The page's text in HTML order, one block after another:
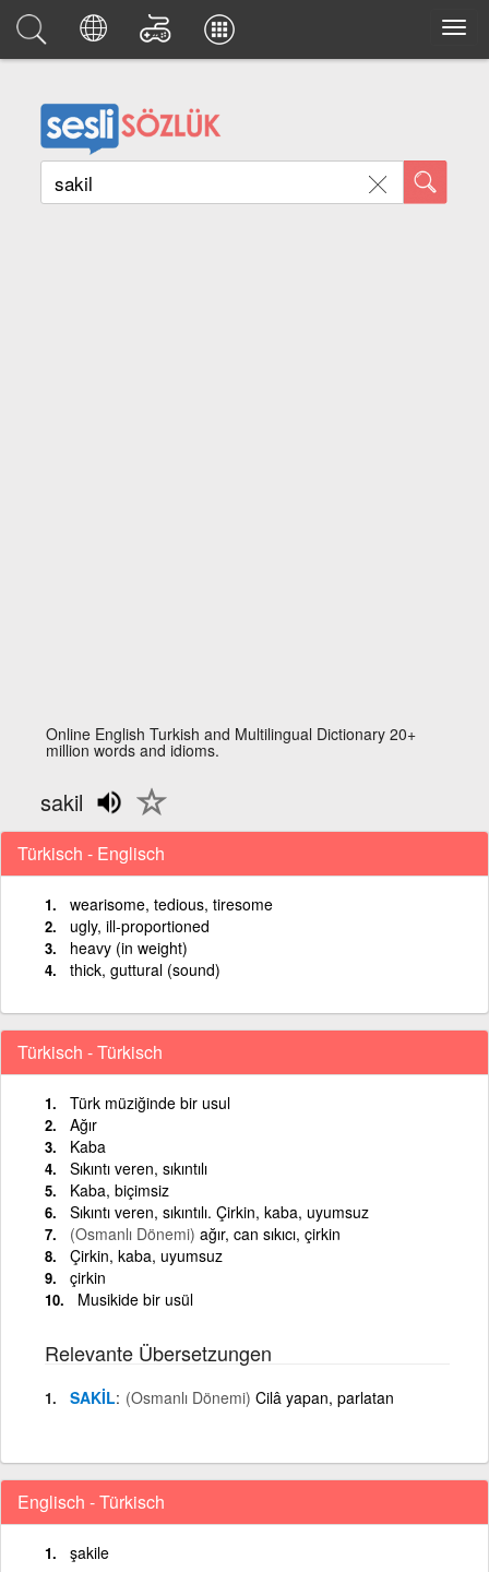
Online English Turkish and Multilingual Dictionary 20+
million words and idioms.
sakil
Türkisch - Englisch
wearisome, tedious, tiresome
ugly, ill-proportioned
heavy (in weight)
thick, guttural (sound)
Türkisch - Türkisch
Türk müziğinde bir usul
Ağır
Kaba
Sıkıntı veren, sıkıntılı
Kaba, biçimsiz
Sıkıntı veren, sıkıntılı. Çirkin, kaba, uyumsuz
(Osmanlı Dönemi) ağır, can sıkıcı, çirkin
Çirkin, kaba, uyumsuz
çirkin
Musikide bir usül
Relevante Übersetzungen
SAKİL (Osmanlı Dönemi) Cilâ yapan, parlatan
Englisch - Türkisch
şakile